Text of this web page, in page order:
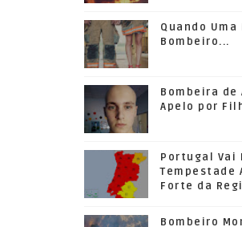
Quando Uma
Bombeiro...
Bombeira de
Apelo por
Portugal Vai
Tempestade
Forte da
Bombeiro